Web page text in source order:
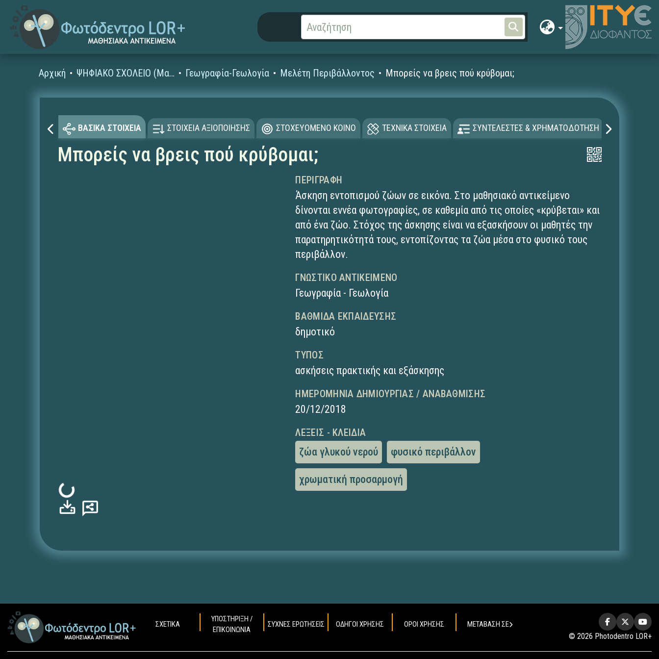
Αρχική ΨΗΦΙΑΚΟ ΣΧΟΛΕΙΟ (Μαθησιακά Αντικείμενα) Γεωγραφία-Γεωλογία Μελέτη Περιβάλλοντος Μπορείς να βρεις πού κρύβομαι;
ΒΑΣΙΚΑ ΣΤΟΙΧΕΙΑ ΣΤΟΙΧΕΙΑ ΑΞΙΟΠΟΙΗΣΗΣ ΣΤΟΧΕΥΟΜΕΝΟ ΚΟΙΝΟ ΤΕΧΝΙΚΑ ΣΤΟΙΧΕΙΑ ΣΥΝΤΕΛΕΣΤΕΣ & ΧΡΗΜΑΤΟΔΟΤΗΣΗ
Μπορείς να βρεις πού κρύβομαι;
Φόρτωση...
ΠΕΡΙΓΡΑΦΉ
Άσκηση εντοπισμού ζώων σε εικόνα. Στο μαθησιακό αντικείμενο
δίνονται εννέα φωτογραφίες, σε καθεμία από τις οποίες «κρύβεται» και
από ένα ζώο. Στόχος της άσκησης είναι να εξασκήσουν οι μαθητές την
παρατηρητικότητά τους, εντοπίζοντας τα ζώα μέσα στο φυσικό τους
περιβάλλον.
ΓΝΩΣΤΙΚΌ ΑΝΤΙΚΕΊΜΕΝΟ
Γεωγραφία - Γεωλογία
ΒΑΘΜΊΔΑ ΕΚΠΑΊΔΕΥΣΗΣ
δημοτικό
ΤΎΠΟΣ
ασκήσεις πρακτικής και εξάσκησης
ΗΜΕΡΟΜΗΝΊΑ ΔΗΜΙΟΥΡΓΊΑΣ / ΑΝΑΒΆΘΜΙΣΗΣ
20/12/2018
ΛΈΞΕΙΣ - ΚΛΕΙΔΙΆ
ζώα γλυκού νερού φυσικό περιβάλλον
χρωματική προσαρμογή
ΣΧΕΤΙΚΑ
ΥΠΟΣΤΗΡΙΞΗ /
ΕΠΙΚΟΙΝΩΝΙΑ
ΣΥΧΝΕΣ ΕΡΩΤΗΣΕΙΣ ΟΔΗΓΟΙ ΧΡΗΣΗΣ ΟΡΟΙ ΧΡΗΣΗΣ ΜΕΤΑΒΑΣΗ ΣΕ
© 2026 Photodentro LOR+